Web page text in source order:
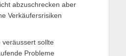
abzuschrecken aber
Verkäufersrisiken
sollte
Probleme